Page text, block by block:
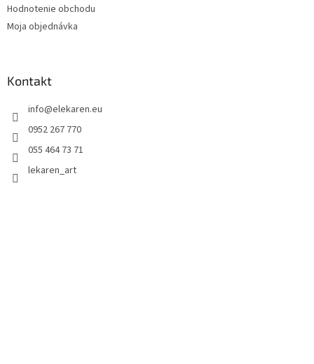
Hodnotenie obchodu
Moja objednávka
Kontakt
info@elekaren.eu
0952 267 770
055 464 73 71
lekaren_art